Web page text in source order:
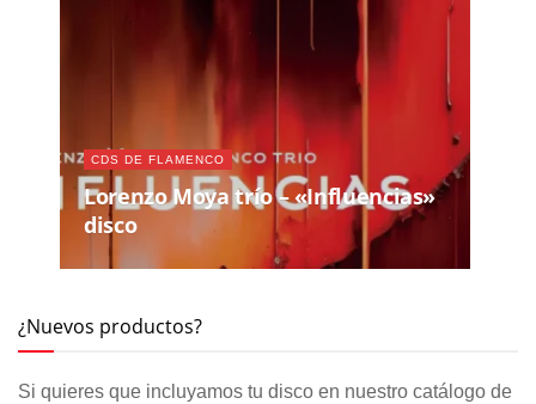
CDS DE FLAMENCO
Lorenzo Moya trío – «Influencias»
disco
¿Nuevos productos?
Si quieres que incluyamos tu disco en nuestro catálogo de